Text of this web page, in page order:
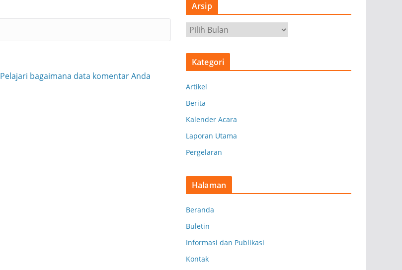
Pelajari bagaimana data komentar Anda
Arsip
r
s
Kategori
Artikel
Berita
Kalender Acara
Laporan Utama
Pergelaran
Halaman
Beranda
Buletin
Informasi dan Publikasi
Kontak